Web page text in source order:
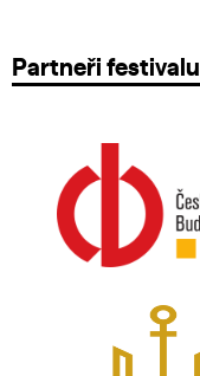
Partneři festivalu